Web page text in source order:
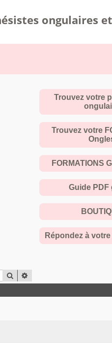
ongulaires
Trouvez votre
Trouvez votre
FORMATIONS
Guide PDF
Répondez à
RECHERCHER